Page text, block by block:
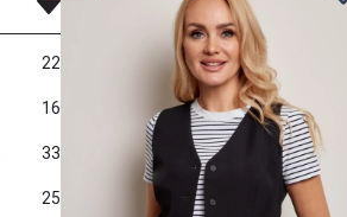
22
16
33
25